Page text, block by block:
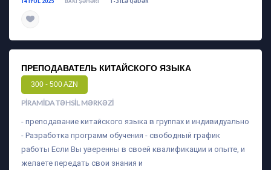
14 IYUL 2025 BAKI ŞƏHƏRI 1-3 ILƏ QƏDƏR
ПРЕПОДАВАТЕЛЬ КИТАЙСКОГО ЯЗЫКА
300 - 500 AZN
PIRAMIDA TƏHSIL MƏRKƏZI
- преподавание китайского языка в группах и индивидуально
- Разработка программ обучения - свободный график
работы Если Вы уверенны в своей квалификации и опыте, и
желаете передать свои знания и